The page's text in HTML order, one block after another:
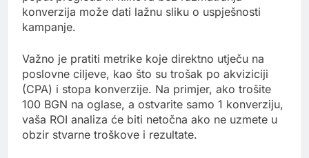
konverzija može dati lažnu sliku o uspješnosti
kampanje.
Važno je pratiti metrike koje direktno utječu na
poslovne ciljeve, kao što su trošak po akviziciji
(CPA) i stopa konverzije. Na primjer, ako trošite
100 BGN na oglase, a ostvarite samo 1 konverziju,
vaša ROI analiza će biti netočna ako ne uzmete u
obzir stvarne troškove i rezultate.